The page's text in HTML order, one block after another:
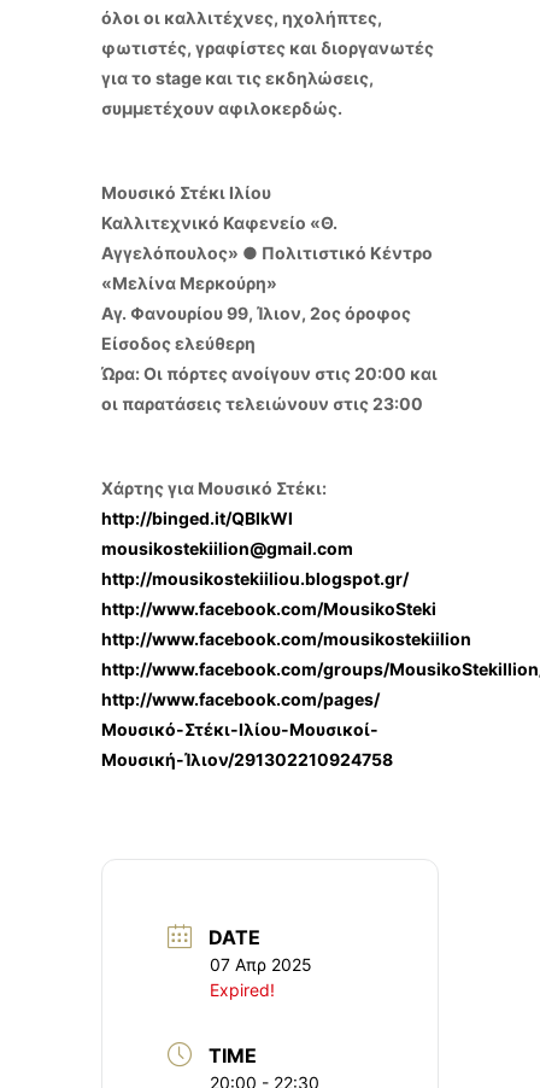
όλοι οι καλλιτέχνες, ηχολήπτες,
φωτιστές, γραφίστες και διοργανωτές
για το stage και τις εκδηλώσεις,
συμμετέχουν αφιλοκερδώς.
Μουσικό Στέκι Ιλίου
Καλλιτεχνικό Καφενείο «Θ.
Αγγελόπουλος» ● Πολιτιστικό Κέντρο
«Μελίνα Μερκούρη»
Αγ. Φανουρίου 99, Ίλιον, 2ος όροφος
Είσοδος ελεύθερη
Ώρα: Οι πόρτες ανοίγουν στις 20:00 και
οι παρατάσεις τελειώνουν στις 23:00
Χάρτης για Μουσικό Στέκι:
http://binged.it/QBlkWl
mousikostekiilion@gmail.com
http://mousikostekiiliou.blogspot.gr/
http://www.facebook.com/MousikoSteki
http://www.facebook.com/mousikostekiilion
http://www.facebook.com/groups/
http://www.facebook.com/pages/
Μουσικό-Στέκι-Ιλίου-Μουσικοί-
Μουσική-Ίλιον/291302210924758
DATE
07 Απρ 2025
Expired!
TIME
20:00 - 22:30